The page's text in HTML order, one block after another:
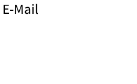
E-Mail